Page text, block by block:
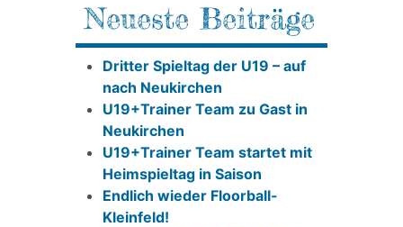
Neueste Beiträge
Dritter Spieltag der U19 – auf
nach Neukirchen
U19+Trainer Team zu Gast in
Neukirchen
U19+Trainer Team startet mit
Heimspieltag in Saison
Endlich wieder Floorball-
Kleinfeld!